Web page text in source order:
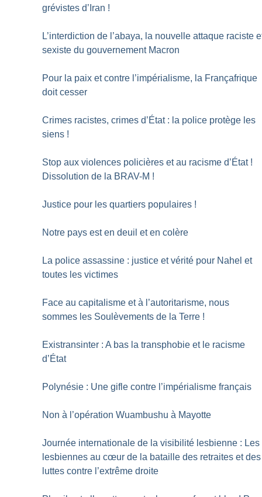
grévistes d’Iran !
L’interdiction de l’abaya, la nouvelle attaque raciste
sexiste du gouvernement Macron
Pour la paix et contre l’impérialisme, la Françafrique
doit cesser
Crimes racistes, crimes d’État : la police protège les
siens !
Stop aux violences policières et au racisme d’État !
Dissolution de la BRAV-M !
Justice pour les quartiers populaires !
Notre pays est en deuil et en colère
La police assassine : justice et vérité pour Nahel et
toutes les victimes
Face au capitalisme et à l’autoritarisme, nous
sommes les Soulèvements de la Terre !
Existransinter : A bas la transphobie et le racisme
d’État
Polynésie : Une gifle contre l’impérialisme français
Non à l’opération Wuambushu à Mayotte
Journée internationale de la visibilité lesbienne : Les
lesbiennes au cœur de la bataille des retraites et des
luttes contre l’extrême droite